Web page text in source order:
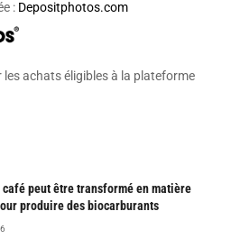
: Depositphotos.com
les achats éligibles à la plateforme
café peut être transformé en matière
produire des biocarburants